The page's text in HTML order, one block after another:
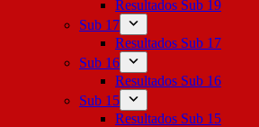
Resultados Sub 19
Sub 17
Resultados Sub 17
Sub 16
Resultados Sub 16
Sub 15
Resultados Sub 15